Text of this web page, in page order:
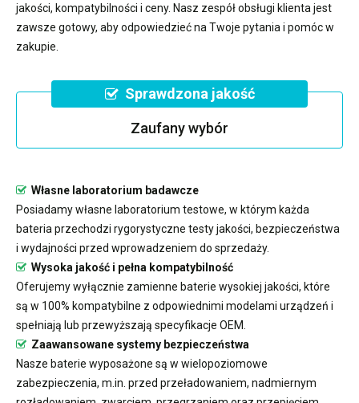
jakości, kompatybilności i ceny. Nasz zespół obsługi klienta jest
zawsze gotowy, aby odpowiedzieć na Twoje pytania i pomóc w
zakupie.
Sprawdzona jakość
Zaufany wybór
Własne laboratorium badawcze
Posiadamy własne laboratorium testowe, w którym każda
bateria przechodzi rygorystyczne testy jakości, bezpieczeństwa
i wydajności przed wprowadzeniem do sprzedaży.
Wysoka jakość i pełna kompatybilność
Oferujemy wyłącznie zamienne baterie wysokiej jakości, które
są w 100% kompatybilne z odpowiednimi modelami urządzeń i
spełniają lub przewyższają specyfikacje OEM.
Zaawansowane systemy bezpieczeństwa
Nasze baterie wyposażone są w wielopoziomowe
zabezpieczenia, m.in. przed przeładowaniem, nadmiernym